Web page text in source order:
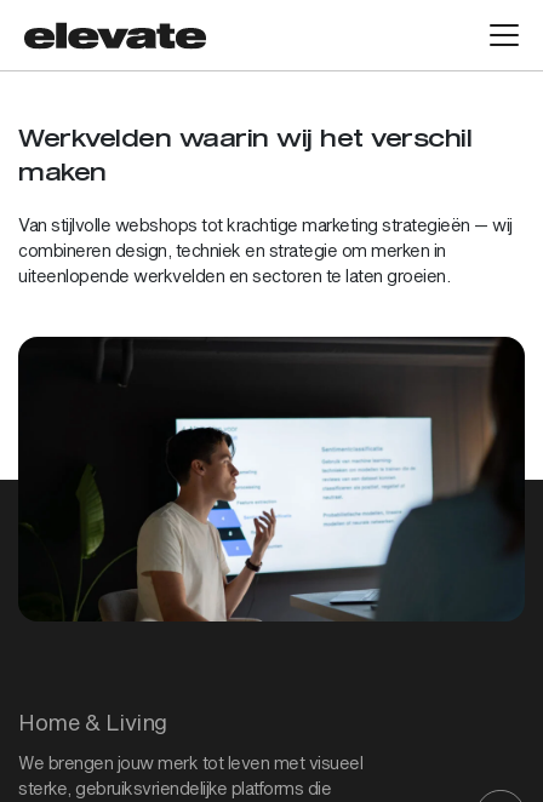
Werkvelden waarin wij het verschil
maken
Van stijlvolle webshops tot krachtige marketing strategieën — wij
combineren design, techniek en strategie om merken in
uiteenlopende werkvelden en sectoren te laten groeien.
Home & Living
We brengen jouw merk tot leven met visueel
sterke, gebruiksvriendelijke platforms die